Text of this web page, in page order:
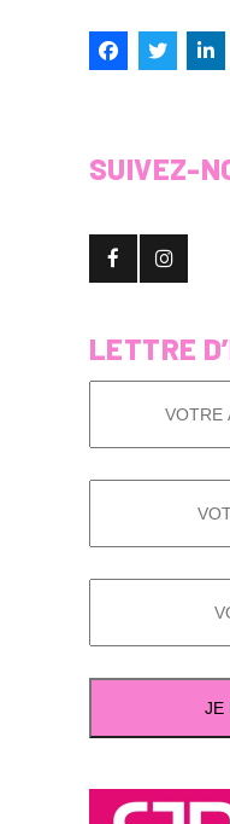
SUIVEZ-
LETTRE